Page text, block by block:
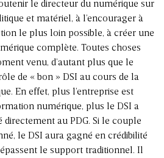
le directeur du numérique sur
et matériel, à l’encourager à
le plus loin possible, à créer une
complète. Toutes choses
venu, d’autant plus que le
de « bon » DSI au cours de la
En effet, plus l’entreprise est
numérique, plus le DSI a
directement au PDG. Si le couple
le DSI aura gagné en crédibilité
le support traditionnel. Il